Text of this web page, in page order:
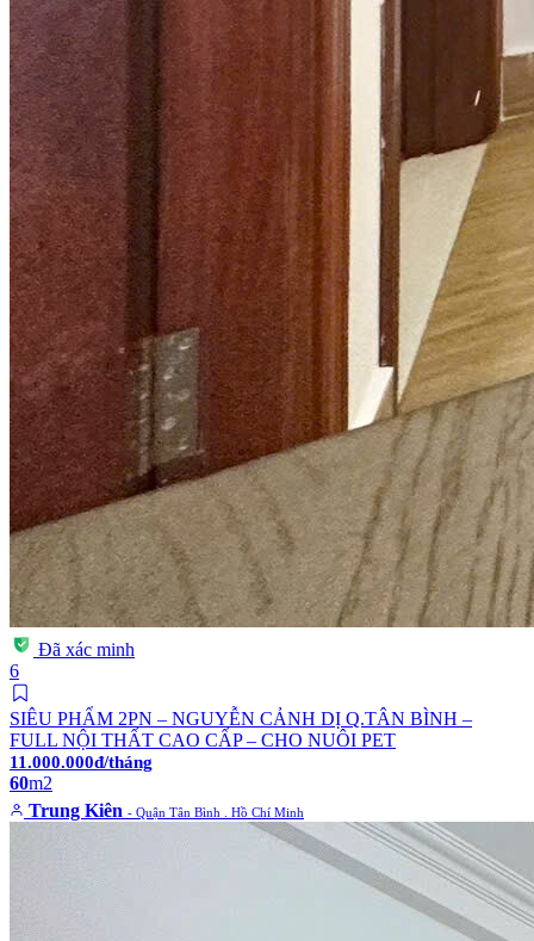
Đã xác minh
6
SIÊU PHẨM 2PN – NGUYỄN CẢNH DỊ Q.TÂN BÌNH –
FULL NỘI THẤT CAO CẤP – CHO NUÔI PET
11.000.000đ/tháng
60m2
Trung Kiên - Quận Tân Bình . Hồ Chí Minh